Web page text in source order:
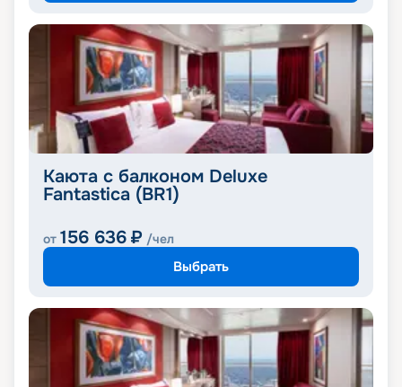
Каюта с балконом Deluxe
Fantastica (BR1)
от 156 636 ₽ /чел
Выбрать